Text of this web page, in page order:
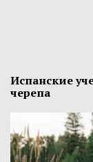
Испанские
черепа